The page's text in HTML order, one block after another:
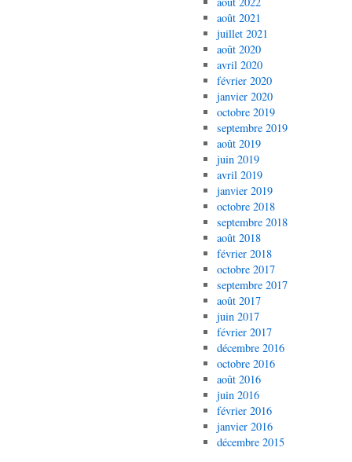
août 2021
juillet 2021
août 2020
avril 2020
février 2020
janvier 2020
octobre 2019
septembre 2019
août 2019
juin 2019
avril 2019
janvier 2019
octobre 2018
septembre 2018
août 2018
février 2018
octobre 2017
septembre 2017
août 2017
juin 2017
février 2017
décembre 2016
octobre 2016
août 2016
juin 2016
février 2016
janvier 2016
décembre 2015